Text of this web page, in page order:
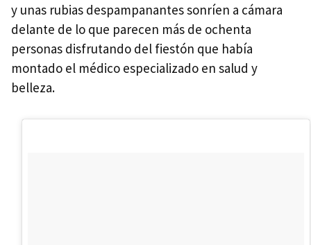
y unas rubias despampanantes sonríen a cámara
delante de lo que parecen más de ochenta
personas disfrutando del fiestón que había
montado el médico especializado en salud y
belleza.